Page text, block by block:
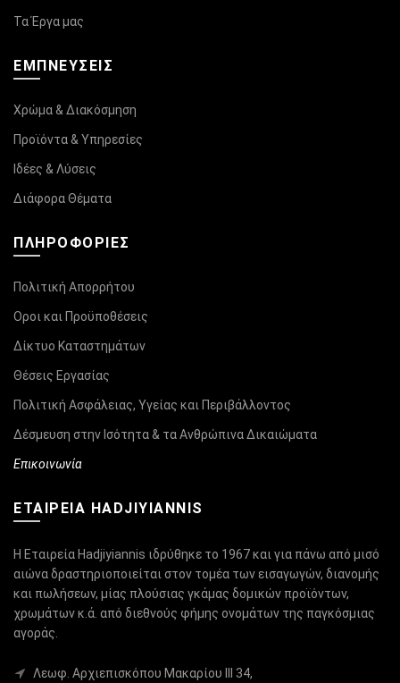
Τα Έργα μας
ΕΜΠΝΕΥΣΕΙΣ
Χρώμα & Διακόσμηση
Προϊόντα & Υπηρεσίες
Ιδέες & Λύσεις
Διάφορα Θέματα
ΠΛΗΡΟΦΟΡΊΕΣ
Πολιτική Απορρήτου
Οροι και Προϋποθέσεις
Δίκτυο Καταστημάτων
Θέσεις Εργασίας
Πολιτική Ασφάλειας, Υγείας και Περιβάλλοντος
Δέσμευση στην Ισότητα & τα Ανθρώπινα Δικαιώματα
Επικοινωνία
ΕΤΑΙΡΕΙΑ HADJIYIANNIS
Η Εταιρεία Hadjiyiannis ιδρύθηκε το 1967 και για πάνω από μισό
αιώνα δραστηριοποιείται στον τομέα των εισαγωγών, διανομής
και πωλήσεων, μίας πλούσιας γκάμας δομικών προϊόντων,
χρωμάτων κ.ά. από διεθνούς φήμης ονομάτων της παγκόσμιας
αγοράς.
Λεωφ. Αρχιεπισκόπου Μακαρίου ΙΙΙ 34,